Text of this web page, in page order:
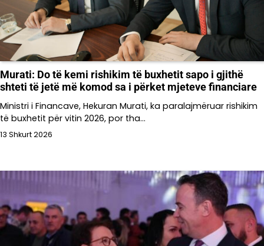
Murati: Do të kemi rishikim të buxhetit sapo i gjithë
shteti të jetë më komod sa i përket mjeteve financiare
Ministri i Financave, Hekuran Murati, ka paralajmëruar rishikim
të buxhetit për vitin 2026, por tha…
13 Shkurt 2026